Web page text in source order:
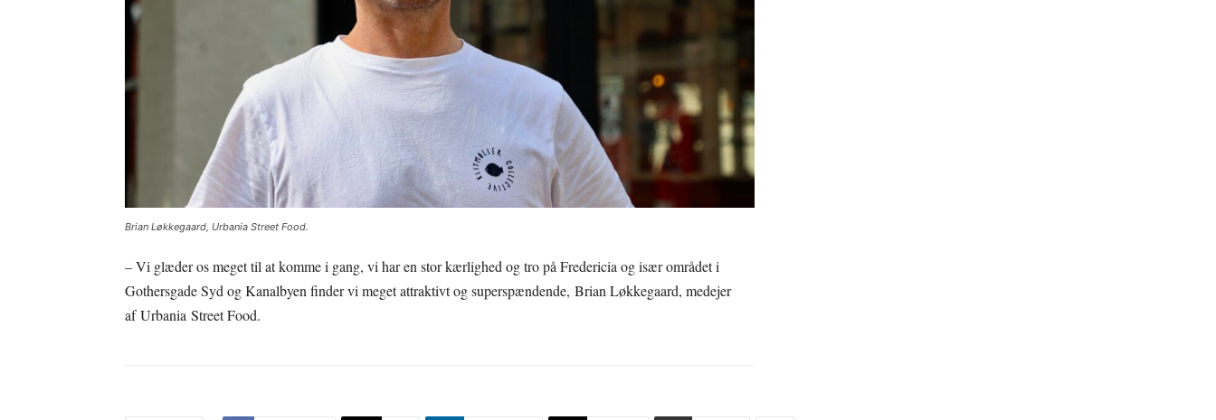
Brian Løkkegaard, Urbania Street Food.
– Vi glæder os meget til at komme i gang, vi har en stor kærlighed og tro på Fredericia og især området i
Gothersgade Syd og Kanalbyen finder vi meget attraktivt og superspændende, Brian Løkkegaard, medejer
af Urbania Street Food.